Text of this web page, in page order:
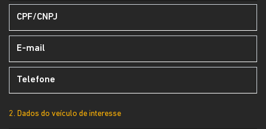
2. Dados do veículo de interesse